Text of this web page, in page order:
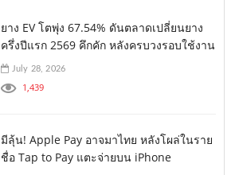
ยาง EV โตพุ่ง 67.54% ดันตลาดเปลี่ยนยาง
ครึ่งปีแรก 2569 คึกคัก หลังครบวงรอบใช้งาน
July 28, 2026
1,439
มีลุ้น! Apple Pay อาจมาไทย หลังโผล่ในราย
ชื่อ Tap to Pay แตะจ่ายบน iPhone